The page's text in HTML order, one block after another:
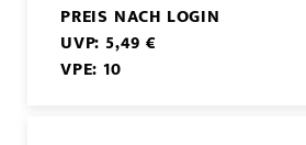
PREIS NACH LOGIN
UVP: 5,49 €
VPE: 10